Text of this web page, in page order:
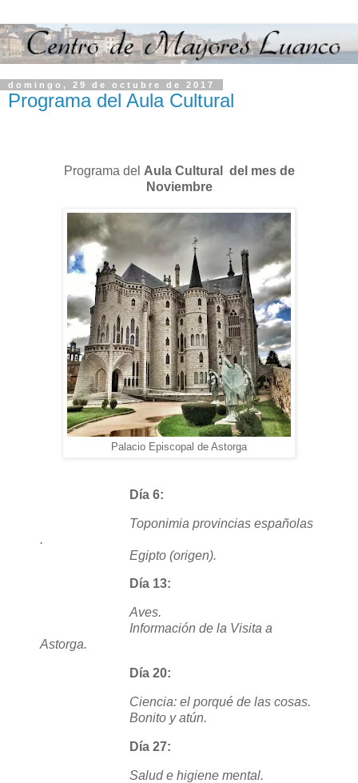
domingo, 29 de octubre de 2017
Programa del Aula Cultural
Programa del Aula Cultural del mes de
Noviembre
Palacio Episcopal de Astorga
Día 6:
Toponimia provincias españolas
.
Egipto (origen).
Día 13:
Aves.
Información de la Visita a
Astorga.
Día 20:
Ciencia: el porqué de las cosas.
Bonito y atún.
Día 27:
Salud e higiene mental.